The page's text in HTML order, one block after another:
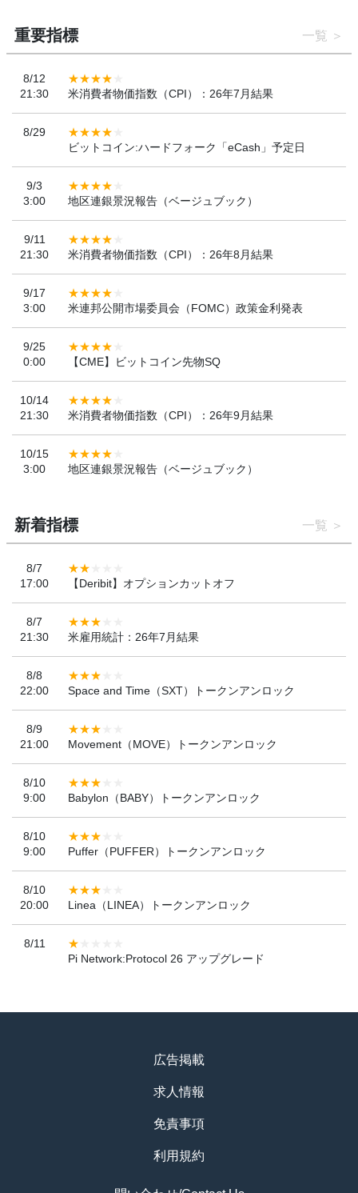
重要指標 一覧
8/12
21:30
米消費者物価指数（CPI）：26年7月結果
8/29
ビットコイン:ハードフォーク「eCash」予定日
9/3
3:00
地区連銀景況報告（ベージュブック）
9/11
21:30
米消費者物価指数（CPI）：26年8月結果
9/17
3:00
米連邦公開市場委員会（FOMC）政策金利発表
9/25
0:00
【CME】ビットコイン先物SQ
10/14
21:30
米消費者物価指数（CPI）：26年9月結果
10/15
3:00
地区連銀景況報告（ベージュブック）
新着指標 一覧
8/7
17:00
【Deribit】オプションカットオフ
8/7
21:30
米雇用統計：26年7月結果
8/8
22:00
Space and Time（SXT）トークンアンロック
8/9
21:00
Movement（MOVE）トークンアンロック
8/10
9:00
Babylon（BABY）トークンアンロック
8/10
9:00
Puffer（PUFFER）トークンアンロック
8/10
20:00
Linea（LINEA）トークンアンロック
8/11
Pi Network:Protocol 26 アップグレード
広告掲載
求人情報
免責事項
利用規約